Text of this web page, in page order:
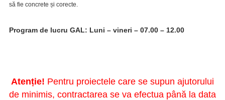
să fie concrete și corecte.
Program de lucru GAL: Luni – vineri – 07.00 – 12.00
Atenție! Pentru proiectele care se supun ajutorului
de minimis, contractarea se va efectua până la data